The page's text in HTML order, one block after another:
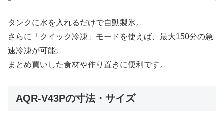
タンクに水を入れるだけで自動製氷。
さらに「クイック冷凍」モードを使えば、最大150分の急
速冷凍が可能。
まとめ買いした食材や作り置きに便利です。
AQR-V43Pの寸法・サイズ